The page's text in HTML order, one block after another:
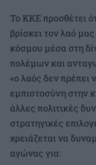
Το ΚΚΕ προσθέτει
βρίσκει τον λαό
κόσμου μέσα στη
πολέμων και
«ο λαός δεν πρέπει
εμπιστοσύνη στην
άλλες πολιτικές
στρατηγικές
χρειάζεται να
αγώνας για: